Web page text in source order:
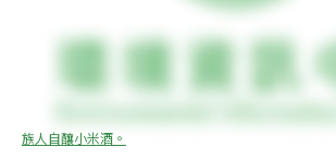
族人自釀小米酒。